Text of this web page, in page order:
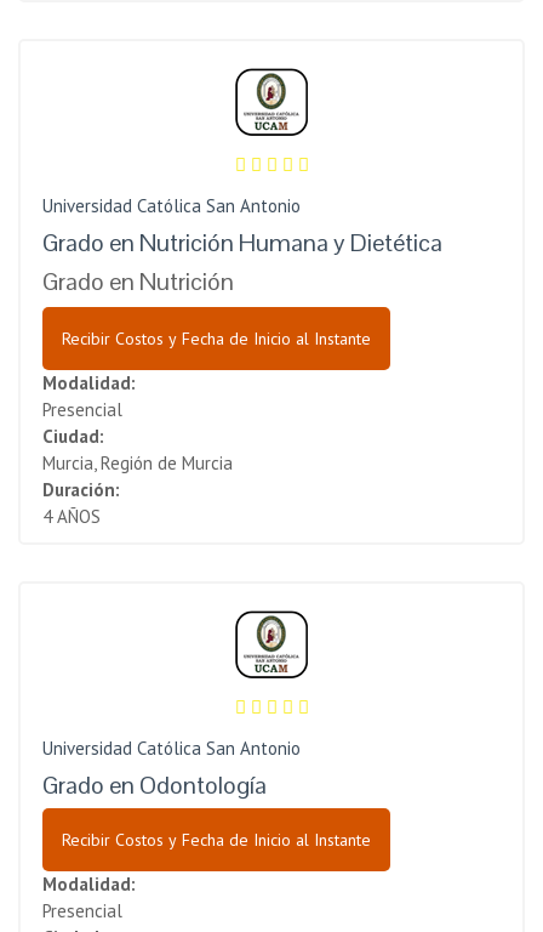
Universidad Católica San Antonio
Grado en Nutrición Humana y Dietética
Grado en Nutrición
Recibir Costos y Fecha de Inicio al Instante
Modalidad:
Presencial
Ciudad:
Murcia, Región de Murcia
Duración:
4 AÑOS
Universidad Católica San Antonio
Grado en Odontología
Recibir Costos y Fecha de Inicio al Instante
Modalidad:
Presencial